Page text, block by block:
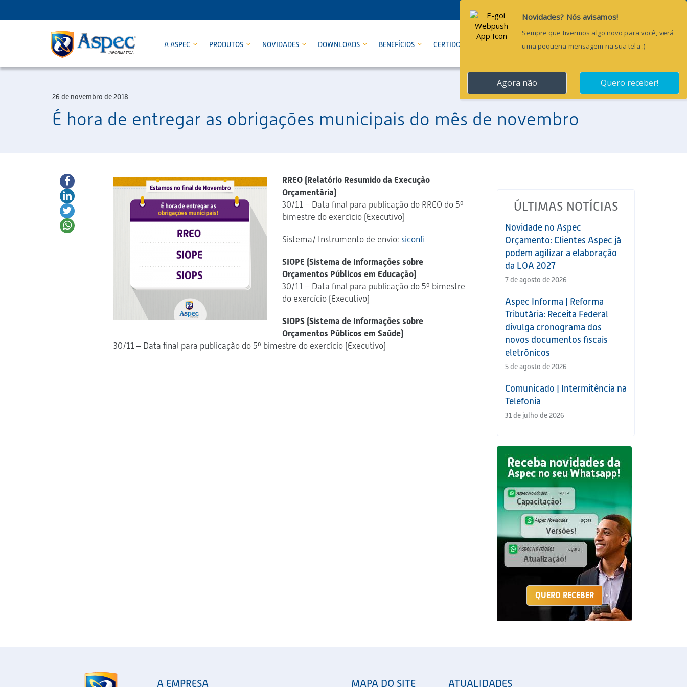
A ASPEC PRODUTOS NOVIDADES DOWNLOADS BENEFÍCIOS CERTIDÕES CONTATO Pesquisar...
26 de novembro de 2018
É hora de entregar as obrigações municipais do mês de novembro
RREO (Relatório Resumido da Execução
Orçamentária)
30/11 – Data final para publicação do RREO do 5º
bimestre do exercício (Executivo)
Sistema/ Instrumento de envio: siconfi
SIOPE (Sistema de Informações sobre
Orçamentos Públicos em Educação)
30/11 – Data final para publicação do 5º bimestre
do exercício (Executivo)
SIOPS (Sistema de Informações sobre
Orçamentos Públicos em Saúde)
30/11 – Data final para publicação do 5º bimestre do exercício (Executivo)
ÚLTIMAS NOTÍCIAS
Novidade no Aspec
Orçamento: Clientes Aspec já
podem agilizar a elaboração
da LOA 2027
7 de agosto de 2026
Aspec Informa | Reforma
Tributária: Receita Federal
divulga cronograma dos
novos documentos fiscais
eletrônicos
5 de agosto de 2026
Comunicado | Intermitência na
Telefonia
31 de julho de 2026
QUERO RECEBER
A EMPRESA MAPA DO SITE ATUALIDADES